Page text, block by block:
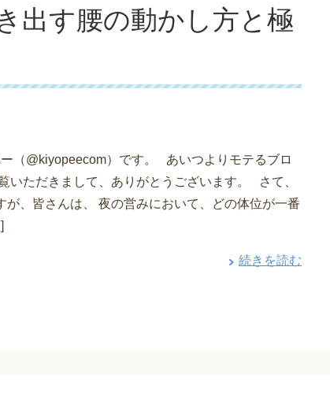
出す腰の動かし方と極
（@kiyopeecom）です。 あいつよりモテるブロ
いただきまして、ありがとうございます。 さて、
が、皆さんは、 夜の営みにおいて、どの体位が一番
続きを読む